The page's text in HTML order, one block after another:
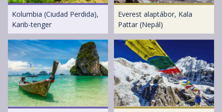
Kolumbia (Ciudad Perdida),
Karib-tenger
Everest alaptábor, Kala
Pattar (Nepál)